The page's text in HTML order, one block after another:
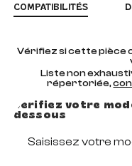
COMPATIBILITÉS
Vérifiez si cette pièce
Liste non
répertoriée,
Vérifiez votre
dessous
Saisissez votre